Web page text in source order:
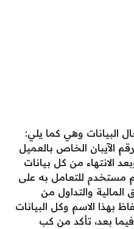
البيانات وهي كما يلي:
الآيبان الخاص بالعميل
الانتهاء من كل بيانات
مستخدم للتعامل به على
المالية والتداول من
بهذا الاسم وكل البيانات
بعد، تأكد من كب